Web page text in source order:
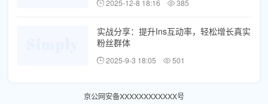
2025-12-8 18:16 385
实战分享：提升Ins互动率，轻松增长真实
粉丝群体
2025-9-3 18:05 501
京公网安备XXXXXXXXXXXX号